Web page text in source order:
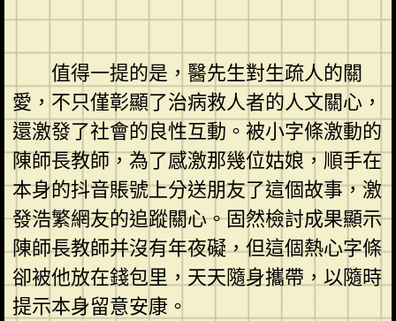
值得一提的是，醫先生對生疏人的關
愛，不只僅彰顯了治病救人者的人文關心，
還激發了社會的良性互動。被小字條激動的
陳師長教師，為了感激那幾位姑娘，順手在
本身的抖音賬號上分送朋友了這個故事，激
發浩繁網友的追蹤關心。固然檢討成果顯示
陳師長教師并沒有年夜礙，但這個熱心字條
卻被他放在錢包里，天天隨身攜帶，以隨時
提示本身留意安康。